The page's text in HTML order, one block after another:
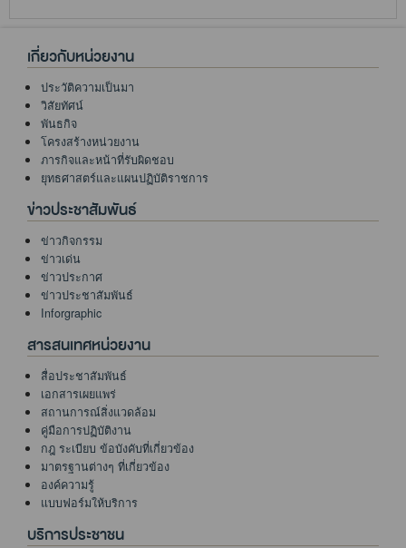
เกี่ยวกับหน่วยงาน
ประวัติความเป็นมา
วิสัยทัศน์
พันธกิจ
โครงสร้างหน่วยงาน
ภารกิจและหน้าที่รับผิดชอบ
ยุทธศาสตร์และแผนปฏิบัติราชการ
ข่าวประชาสัมพันธ์
ข่าวกิจกรรม
ข่าวเด่น
ข่าวประกาศ
ข่าวประชาสัมพันธ์
Inforgraphic
สารสนเทศหน่วยงาน
สื่อประชาสัมพันธ์
เอกสารเผยแพร่
สถานการณ์สิ่งแวดล้อม
คู่มือการปฏิบัติงาน
กฎ ระเบียบ ข้อบังคับที่เกี่ยวข้อง
มาตรฐานต่างๆ ที่เกี่ยวข้อง
องค์ความรู้
แบบฟอร์มให้บริการ
บริการประชาชน